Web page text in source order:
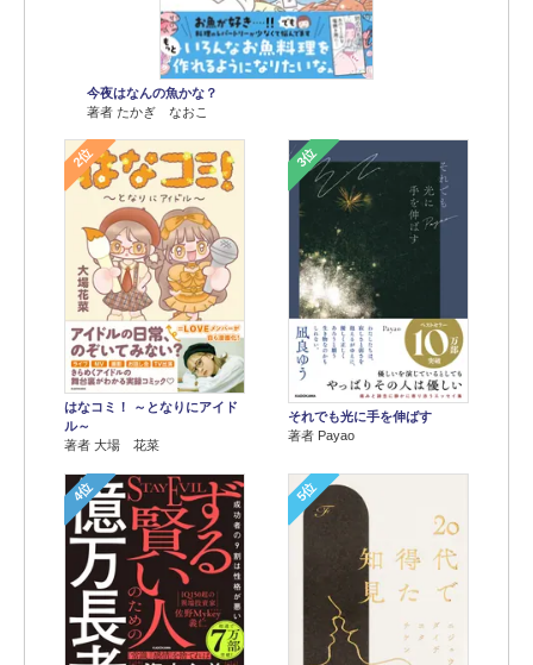
今夜はなんの魚かな？
著者 たかぎ なおこ
2位
はなコミ！ ～となりにアイド
ル～
著者 大場 花菜
3位
それでも光に手を伸ばす
著者 Payao
4位 5位